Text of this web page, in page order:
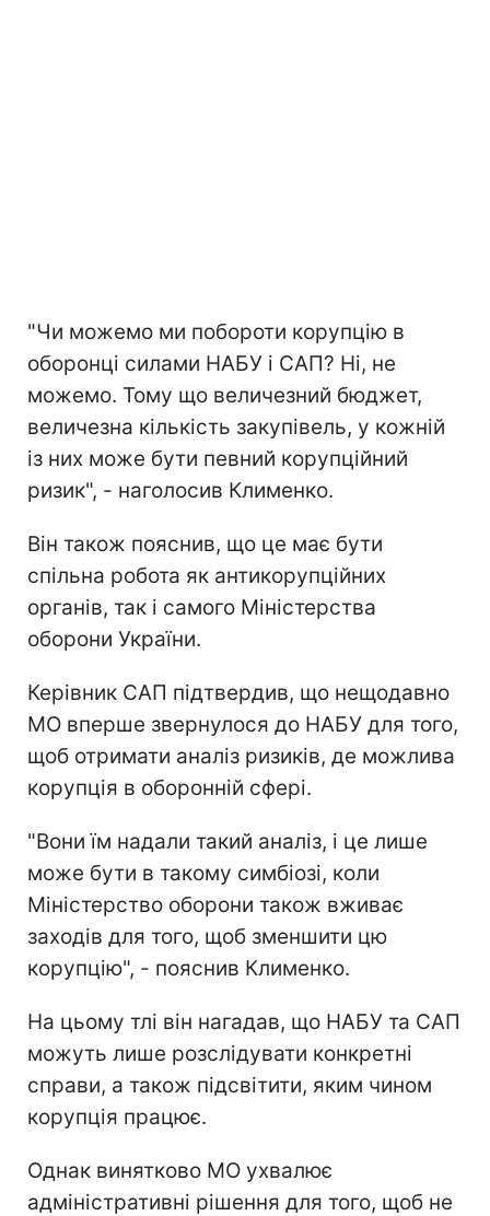
"Чи можемо ми побороти корупцію в
оборонці силами НАБУ і САП? Ні, не
можемо. Тому що величезний бюджет,
величезна кількість закупівель, у кожній
із них може бути певний корупційний
ризик", - наголосив Клименко.
Він також пояснив, що це має бути
спільна робота як антикорупційних
органів, так і самого Міністерства
оборони України.
Керівник САП підтвердив, що нещодавно
МО вперше звернулося до НАБУ для того,
щоб отримати аналіз ризиків, де можлива
корупція в оборонній сфері.
"Вони їм надали такий аналіз, і це лише
може бути в такому симбіозі, коли
Міністерство оборони також вживає
заходів для того, щоб зменшити цю
корупцію", - пояснив Клименко.
На цьому тлі він нагадав, що НАБУ та САП
можуть лише розслідувати конкретні
справи, а також підсвітити, яким чином
корупція працює.
Однак винятково МО ухвалює
адміністративні рішення для того, щоб не